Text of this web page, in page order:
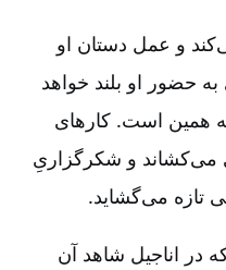
و عمل دستان او
حضور او بلند خواهد
همین است. کارهای
می‌کشاند و شکرگزاریِ
تازه می‌گشاید.
در اناجیل شاهد آن